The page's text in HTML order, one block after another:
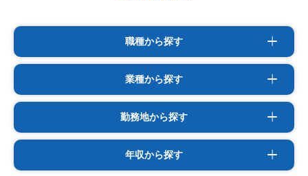
職種から探す
業種から探す
勤務地から探す
年収から探す